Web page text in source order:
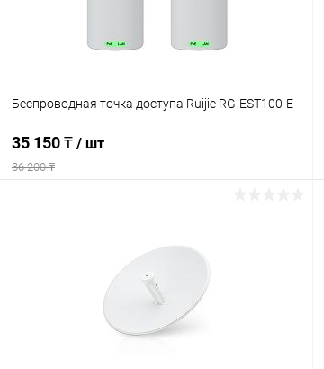
Беспроводная точка доступа Ruijie RG-EST100-E
35 150 ₸ / шт
36 200 ₸
В наличии